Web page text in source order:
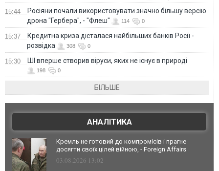
15:44
Росіяни почали використовувати значно більшу версію
дрона "Гербера", - "Флеш"
114 0
15:37
Кредитна криза дісталася найбільших банків Росії -
розвідка
308 0
15:30 ШІ вперше створив віруси, яких не існує в природі
198 0
БІЛЬШЕ
АНАЛІТИКА
Кремль не готовий до компромісів і прагне
досягти своїх цілей війною, - Foreign Affairs
03.08.2026 13:02